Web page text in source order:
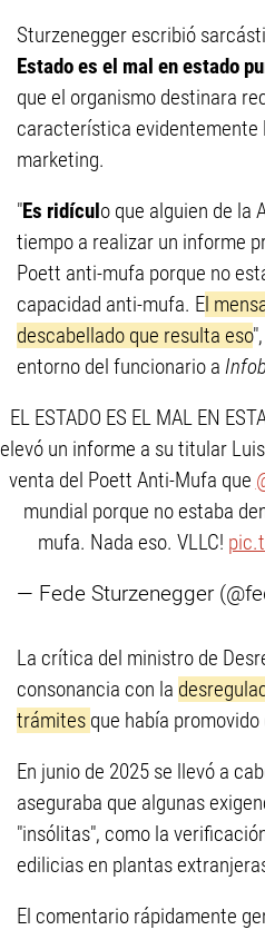
Sturzenegger escribió
Estado es el mal en estado
que el organismo destinara
característica evidentemente
marketing.
"Es ridículo que alguien de la
tiempo a realizar un informe
Poett anti-mufa porque no
capacidad anti-mufa. El
descabellado que resulta eso
entorno del funcionario a
EL ESTADO ES EL MAL EN
elevó un informe a su titular
venta del Poett Anti-Mufa que
mundial porque no estaba
mufa. Nada eso. VLLC!
— Fede Sturzenegger
La crítica del ministro de
consonancia con la
trámites que había
En junio de 2025 se llevó a
aseguraba que algunas
"insólitas", como la
edilicias en plantas
El comentario rápidamente